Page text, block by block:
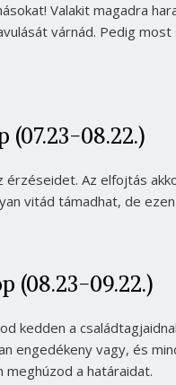
Valakit magadra
várnád. Pedig
(07.23-08.22.)
Az elfojtás
vitád támadhat, de
(08.23-09.22.)
kedden a
engedékeny vagy, és
a határaidat.